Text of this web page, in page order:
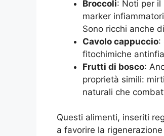
Broccoli: Noti per
marker
Sono ricchi anche
Cavolo cappuccio:
fitochimiche
Frutti di bosco:
proprietà simili:
naturali che
Questi alimenti, inseriti
a favorire la